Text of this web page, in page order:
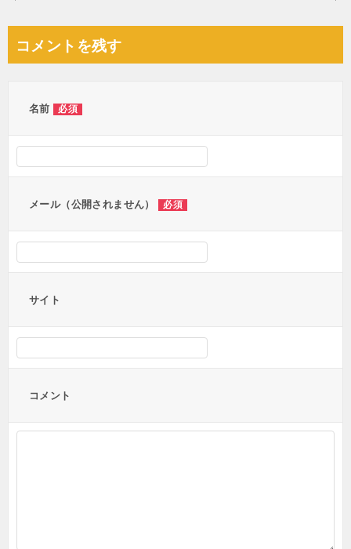
ビ
コメントを残す
名前 必須
メール（公開されません） 必須
サイト
コメント